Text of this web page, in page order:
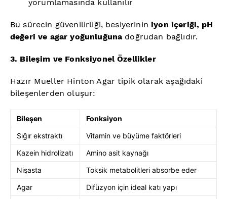
yorumlamasında kullanılır
Bu sürecin güvenilirliği, besiyerininiyon içeriği, pH
değeri ve agar yoğunluğunadoğrudan bağlıdır.
3. Bileşim ve Fonksiyonel Özellikler
Hazır Mueller Hinton Agar tipik olarak aşağıdaki
bileşenlerden oluşur:
Bileşen
Fonksiyon
Sığır ekstraktı
Vitamin ve büyüme faktörleri
Kazein hidrolizatı
Amino asit kaynağı
Nişasta
Toksik metabolitleri absorbe eder
Agar
Difüzyon için ideal katı yapı